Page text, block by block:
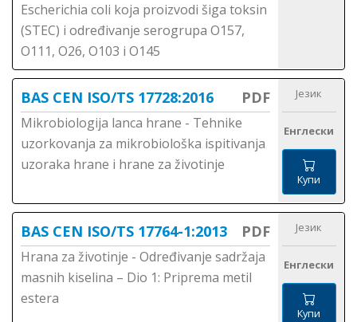
Escherichia coli koja proizvodi šiga toksin
(STEC) i određivanje serogrupa O157,
O111, O26, O103 i O145
BAS CEN ISO/TS 17728:2016 PDF
Mikrobiologija lanca hrane - Tehnike
uzorkovanja za mikrobiološka ispitivanja
uzoraka hrane i hrane za životinje
Језик
Енглески
Купи
BAS CEN ISO/TS 17764-1:2013 PDF
Hrana za životinje - Određivanje sadržaja
masnih kiselina – Dio 1: Priprema metil
estera
Језик
Енглески
Купи